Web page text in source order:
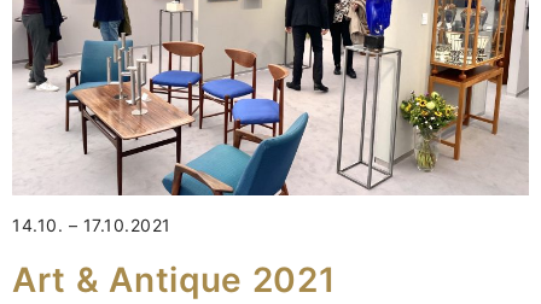
14.10. – 17.10.2021
Art & Antique 2021